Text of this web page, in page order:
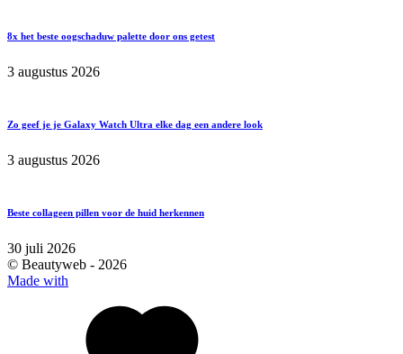
8x het beste oogschaduw palette door ons getest
3 augustus 2026
Zo geef je je Galaxy Watch Ultra elke dag een andere look
3 augustus 2026
Beste collageen pillen voor de huid herkennen
30 juli 2026
© Beautyweb - 2026
Made with